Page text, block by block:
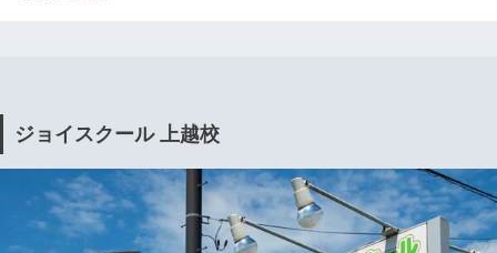
ジョイスクール 上越校